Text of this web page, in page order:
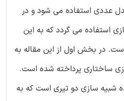
مدل عددی استفاده می شود و در
استفاده می گردد که به این
است. در بخش اول از این مقاله به
ساختاری پرداخته شده است.
شبیه سازی دو تیری است که به